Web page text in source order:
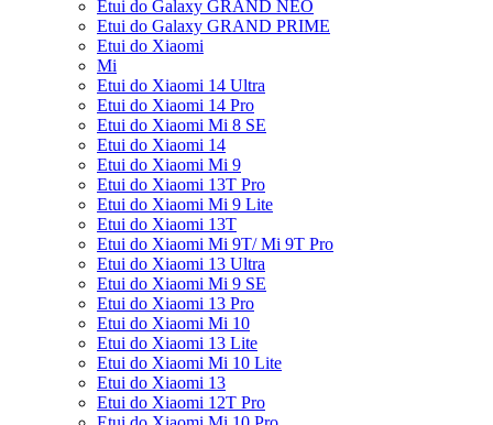
Etui do Galaxy GRAND NEO
Etui do Galaxy GRAND PRIME
Etui do Xiaomi
Mi
Etui do Xiaomi 14 Ultra
Etui do Xiaomi 14 Pro
Etui do Xiaomi Mi 8 SE
Etui do Xiaomi 14
Etui do Xiaomi Mi 9
Etui do Xiaomi 13T Pro
Etui do Xiaomi Mi 9 Lite
Etui do Xiaomi 13T
Etui do Xiaomi Mi 9T/ Mi 9T Pro
Etui do Xiaomi 13 Ultra
Etui do Xiaomi Mi 9 SE
Etui do Xiaomi 13 Pro
Etui do Xiaomi Mi 10
Etui do Xiaomi 13 Lite
Etui do Xiaomi Mi 10 Lite
Etui do Xiaomi 13
Etui do Xiaomi 12T Pro